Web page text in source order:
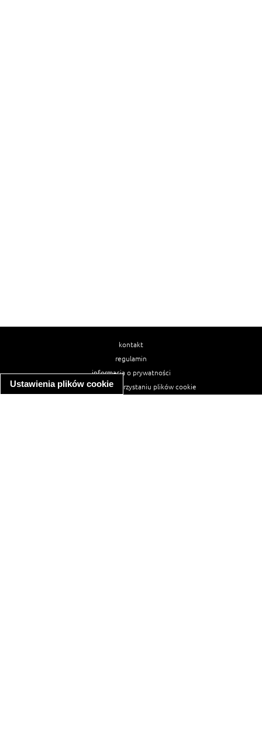
Ustawienia plików cookie
kontakt
regulamin
informacja o prywatności
informacja o wykorzystaniu plików cookie